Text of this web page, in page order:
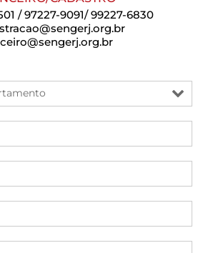
/ 97227-9091/ 99227-6830